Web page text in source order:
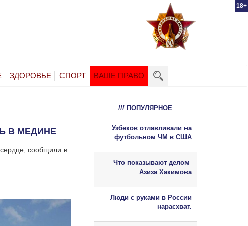
18+
ЗДОРОВЬЕ СПОРТ ВАШЕ ПРАВО
В МЕДИНЕ
сообщили в
/// ПОПУЛЯРНОЕ
Узбеков отлавливали на
футбольном ЧМ в США
Что показывают делом
Азиза Хакимова
Люди с руками в России
нарасхват.